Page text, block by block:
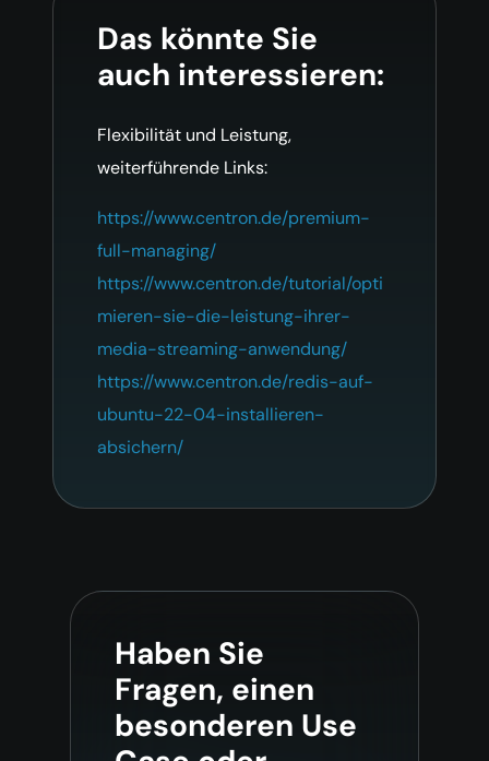
Das könnte Sie
auch interessieren:
Flexibilität und Leistung,
weiterführende Links:
https://www.centron.de/premium-
full-managing/
https://www.centron.de/tutorial/opti
mieren-sie-die-leistung-ihrer-
media-streaming-anwendung/
https://www.centron.de/redis-auf-
ubuntu-22-04-installieren-
absichern/
Haben Sie
Fragen, einen
besonderen Use